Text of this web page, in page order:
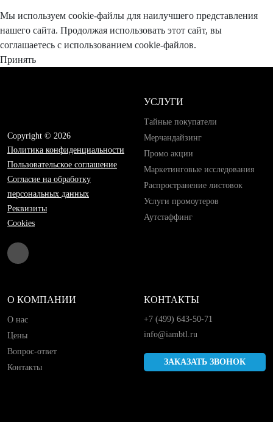
Мы используем cookie-файлы для наилучшего представления
нашего сайта. Продолжая использовать этот сайт, вы
соглашаетесь с использованием cookie-файлов.
Принять
Copyright © 2026
Политика конфиденциальности
Пользовательское соглашение
Согласие на обработку
персональных данных
Реквизиты
Cookies
УСЛУГИ
Тайные покупатели
Мерчандайзинг
Промо акции
Маркетинговые исследования
Распространение листовок
Услуги промоутеров
Аутстаффинг
О КОМПАНИИ
О нас
Цены
Вопрос-ответ
Контакты
КОНТАКТЫ
+7 (499) 643-50-71
info@iambtl.ru
ЗАКАЗАТЬ ЗВОНОК